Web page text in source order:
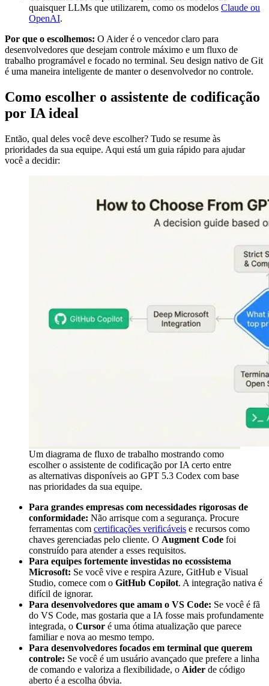
quaisquer LLMs que utilizarem, como os modelos Claude ou
OpenAI.
Por que o escolhemos: O Aider é o vencedor claro para
desenvolvedores que desejam controle máximo e um fluxo de
trabalho programável e focado no terminal. Seu design nativo de Git
é uma maneira inteligente de manter o desenvolvedor no controle.
Como escolher o assistente de codificação
por IA ideal
Então, qual deles você deve escolher? Tudo se resume às
prioridades da sua equipe. Aqui está um guia rápido para ajudar
você a decidir:
Um diagrama de fluxo de trabalho mostrando como
escolher o assistente de codificação por IA certo entre
as alternativas disponíveis ao GPT 5.3 Codex com base
nas prioridades da sua equipe.
Para grandes empresas com necessidades rigorosas de
conformidade: Não arrisque com a segurança. Procure
ferramentas com certificações verificáveis e recursos como
chaves gerenciadas pelo cliente. O Augment Code foi
construído para atender a esses requisitos.
Para equipes fortemente investidas no ecossistema
Microsoft: Se você vive e respira Azure, GitHub e Visual
Studio, comece com o GitHub Copilot. A integração nativa é
difícil de ignorar.
Para desenvolvedores que amam o VS Code: Se você é fã
do VS Code, mas gostaria que a IA fosse mais profundamente
integrada, o Cursor é uma ótima atualização que parece
familiar e nova ao mesmo tempo.
Para desenvolvedores focados em terminal que querem
controle: Se você é um usuário avançado que prefere a linha
de comando e valoriza a flexibilidade, o Aider de código
aberto é a escolha óbvia.